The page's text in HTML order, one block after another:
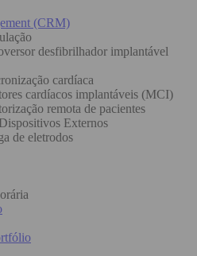
(CRM)
desfibrilhador implantável
cardíaca
cardíacos implantáveis (MCI)
remota de pacientes
Externos
de eletrodos